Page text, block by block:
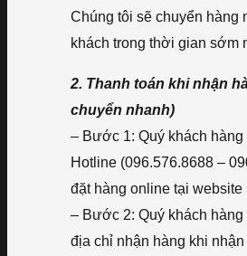
Chúng tôi sẽ chuyển hàng
khách trong thời gian sớm
2. Thanh toán khi nhận
chuyển nhanh)
– Bước 1: Quý khách hàng
Hotline (096.576.8688 –
đặt hàng online tại website
– Bước 2: Quý khách hàng
địa chỉ nhận hàng khi